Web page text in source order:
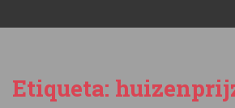
i
Etiqueta: